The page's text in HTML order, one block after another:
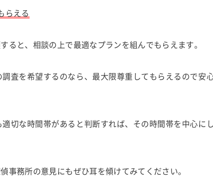
らえる
ると、相談の上で最適なプランを組んでもらえます。
査を希望するのなら、最大限尊重してもらえるので安
切な時間帯があると判断すれば、その時間帯を中心に
務所の意見にもぜひ耳を傾けてみてください。